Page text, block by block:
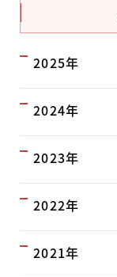
2025年
2024年
2023年
2022年
2021年